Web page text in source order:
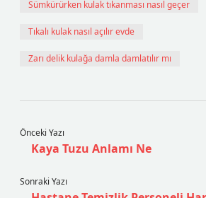
Sümkürürken kulak tıkanması nasıl geçer
Tıkalı kulak nasıl açılır evde
Zarı delik kulağa damla damlatılır mı
Önceki Yazı
Kaya Tuzu Anlamı Ne
Sonraki Yazı